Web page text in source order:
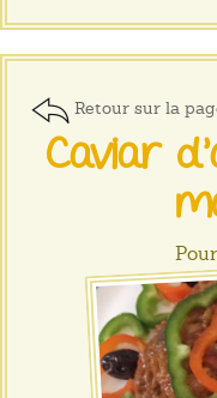
Retour sur la
Caviar
Pour